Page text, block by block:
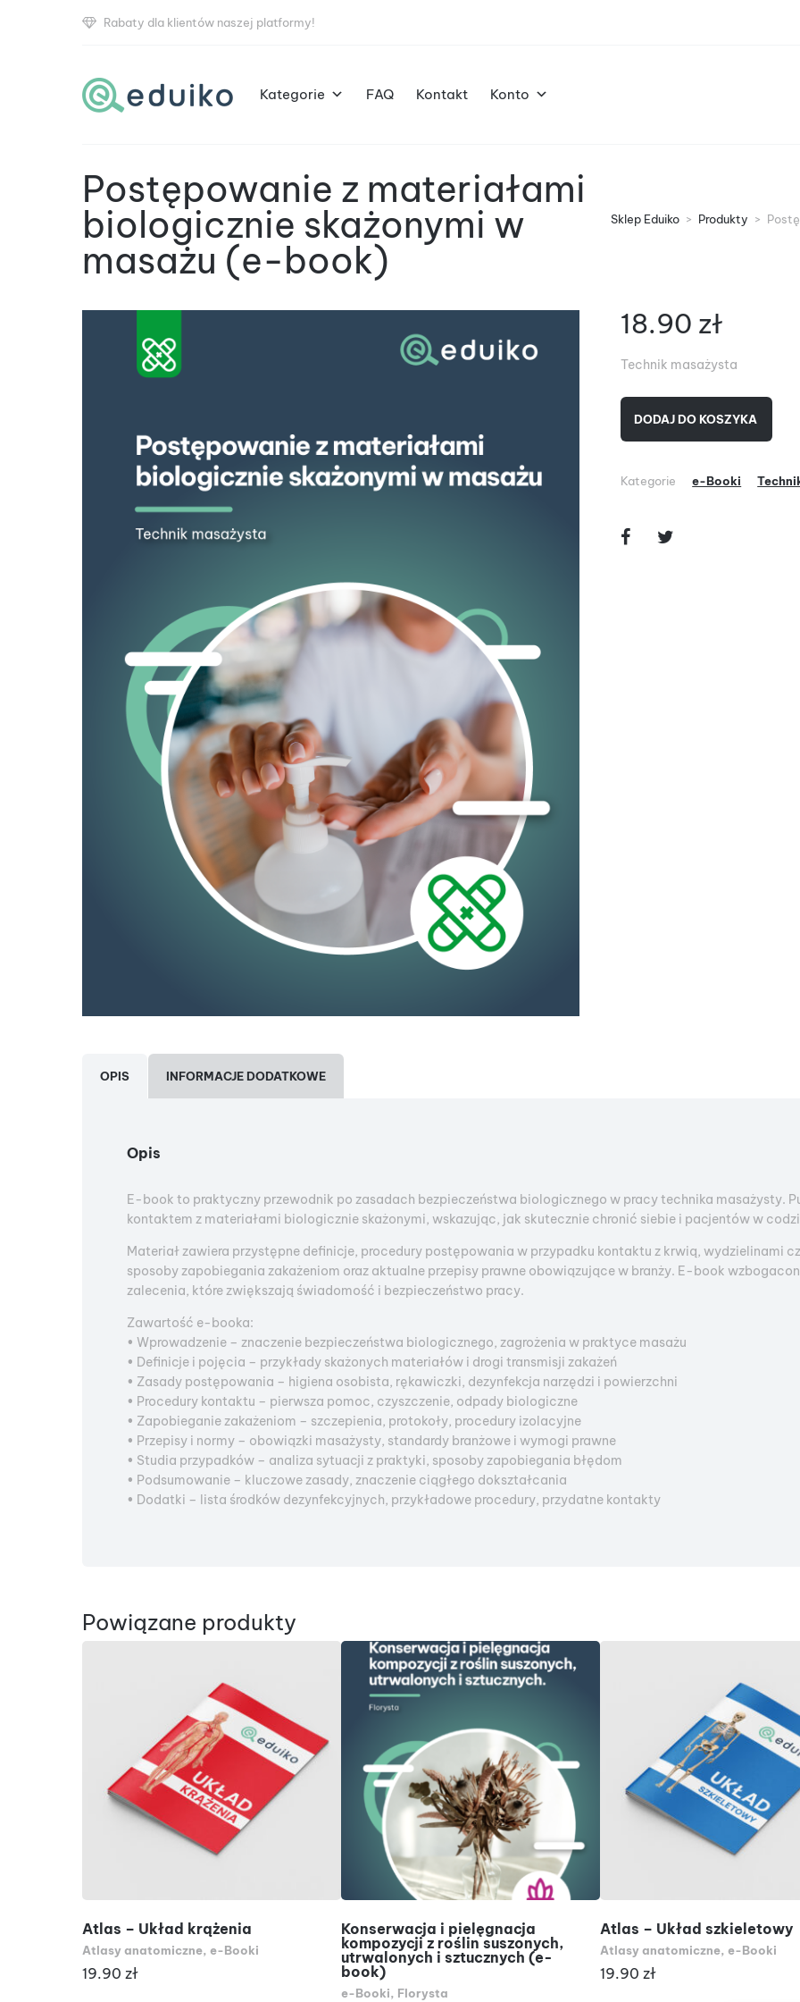
Rabaty dla klientów naszej platformy!
Kategorie FAQ Kontakt Konto
Postępowanie z materiałami
biologicznie skażonymi w
masażu (e-book)
Sklep Eduiko > Produkty >
18.90 zł
Technik masażysta
DODAJ DO KOSZYKA
Kategorie e-Booki
OPIS INFORMACJE DODATKOWE
Opis
E-book to praktyczny przewodnik po zasadach bezpieczeństwa biologicznego w pracy technika masażysty.
kontaktem z materiałami biologicznie skażonymi, wskazując, jak skutecznie chronić siebie i pacjentów w
Materiał zawiera przystępne definicje, procedury postępowania w przypadku kontaktu z krwią, wydzielinami
sposoby zapobiegania zakażeniom oraz aktualne przepisy prawne obowiązujące w branży. E-book
zalecenia, które zwiększają świadomość i bezpieczeństwo pracy.
Zawartość e-booka:
• Wprowadzenie – znaczenie bezpieczeństwa biologicznego, zagrożenia w praktyce masażu
• Definicje i pojęcia – przykłady skażonych materiałów i drogi transmisji zakażeń
• Zasady postępowania – higiena osobista, rękawiczki, dezynfekcja narzędzi i powierzchni
• Procedury kontaktu – pierwsza pomoc, czyszczenie, odpady biologiczne
• Zapobieganie zakażeniom – szczepienia, protokoły, procedury izolacyjne
• Przepisy i normy – obowiązki masażysty, standardy branżowe i wymogi prawne
• Studia przypadków – analiza sytuacji z praktyki, sposoby zapobiegania błędom
• Podsumowanie – kluczowe zasady, znaczenie ciągłego dokształcania
• Dodatki – lista środków dezynfekcyjnych, przykładowe procedury, przydatne kontakty
Powiązane produkty
DODAJ DO KOSZYKA
Atlas – Układ krążenia
Atlasy anatomiczne, e-Booki
19.90 zł
DODAJ DO KOSZYKA
Konserwacja i pielęgnacja
kompozycji z roślin suszonych,
utrwalonych i sztucznych (e-
book)
e-Booki, Florysta
DODAJ DO KOSZYKA
Atlas – Układ szkieletowy
Atlasy anatomiczne, e-Booki
19.90 zł